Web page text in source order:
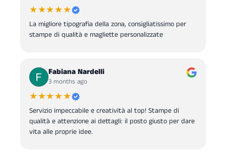
★★★★★
La migliore tipografia della zona, consigliatissimo per
stampe di qualità e magliette personalizzate
Fabiana Nardelli
3 months ago
★★★★★
Servizio impeccabile e creatività al top! Stampe di
qualità e attenzione ai dettagli: il posto giusto per dare
vita alle proprie idee.